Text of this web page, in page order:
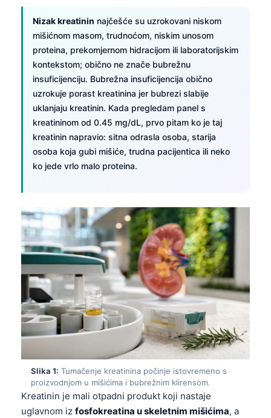
Nizak kreatinin najčešće su uzrokovani niskom
mišićnom masom, trudnoćom, niskim unosom
proteina, prekomjernom hidracijom ili laboratorijskim
kontekstom; obično ne znače bubrežnu
insuficijenciju. Bubrežna insuficijencija obično
uzrokuje porast kreatinina jer bubrezi slabije
uklanjaju kreatinin. Kada pregledam panel s
kreatininom od 0.45 mg/dL, prvo pitam ko je taj
kreatinin napravio: sitna odrasla osoba, starija
osoba koja gubi mišiće, trudna pacijentica ili neko
ko jede vrlo malo proteina.
Slika 1: Tumačenje kreatinina počinje istovremeno s
proizvodnjom u mišićima i bubrežnim klirensom.
Kreatinin je mali otpadni produkt koji nastaje
uglavnom iz fosfokreatina u skeletnim mišićima, a